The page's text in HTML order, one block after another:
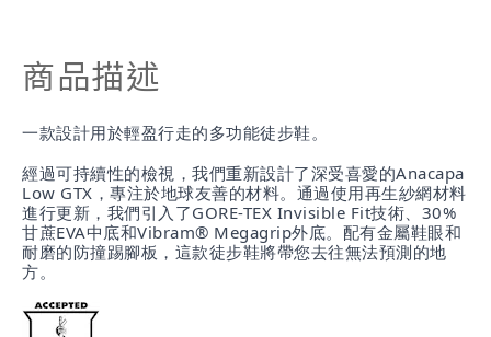
商品描述
一款設計用於輕盈行走的多功能徒步鞋。
經過可持續性的檢視，我們重新設計了深受喜愛的Anacapa
Low GTX，專注於地球友善的材料。通過使用再生紗網材料
進行更新，我們引入了GORE-TEX Invisible Fit技術、30%
甘蔗EVA中底和Vibram® Megagrip外底。配有金屬鞋眼和
耐磨的防撞踢腳板，這款徒步鞋將帶您去往無法預測的地
方。